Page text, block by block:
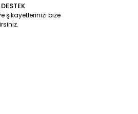
şikayetlerinizi bize